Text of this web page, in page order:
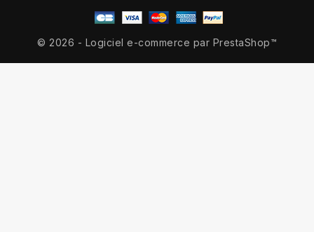
© 2026 - Logiciel e-commerce par PrestaShop™